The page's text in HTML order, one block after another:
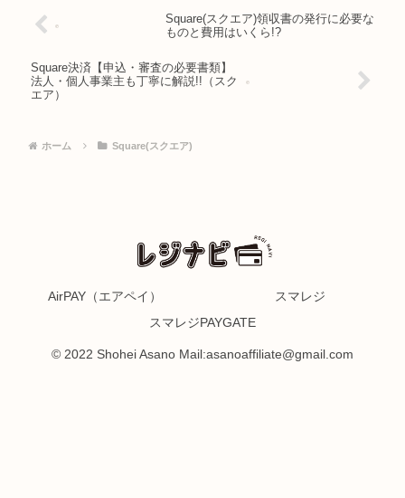
Square(スクエア)領収書の発行に必要な
ものと費用はいくら!?
Square決済【申込・審査の必要書類】
法人・個人事業主も丁寧に解説!!（スク
エア）
ホーム Square(スクエア)
AirPAY（エアペイ）
スマレジ
スマレジPAYGATE
© 2022 Shohei Asano Mail:asanoaffiliate@gmail.com